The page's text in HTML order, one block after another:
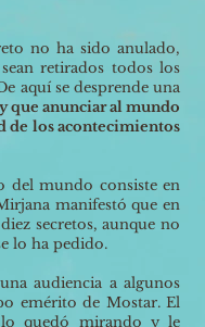
no ha sido anulado,
retirados todos los
aquí se desprende una
que anunciar al mundo
de los acontecimientos
del mundo consiste en
manifestó que en
secretos, aunque no
lo ha pedido.
audiencia a algunos
emérito de Mostar. El
lo quedó mirando y le